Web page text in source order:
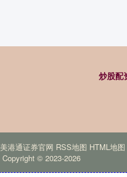
炒股配
美港通证券官网 RSS地图 HTML地图
Copyright © 2023-2026